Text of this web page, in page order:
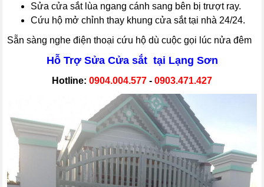
Sửa cửa sắt lùa ngang cánh sang bên bị trượt ray.
Cứu hộ mở chỉnh thay khung cửa sắt tại nhà 24/24.
Sẵn sàng nghe điện thoại cứu hộ dù cuộc gọi lúc nửa đêm
Hỗ Trợ Sửa Cửa sắt tại Lạng Sơn
Hotline: 0904.004.577 - 0903.471.427